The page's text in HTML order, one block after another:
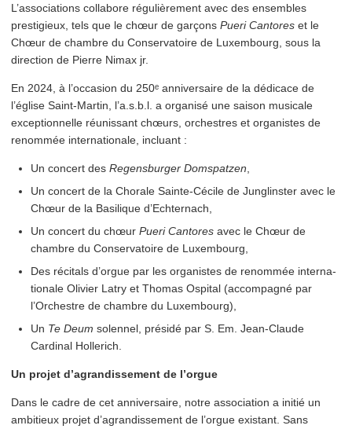
L’as­so­ci­a­tions collabore régulière­ment avec des ensembles
prestigieux, tels que le chœur de garçons Pueri Cantores et le
Chœur de chambre du Con­ser­va­toire de Luxembourg, sous la
direction de Pierre Nimax jr.
En 2024, à l’occasion du 250ᵉ anniver­saire de la dédicace de
l’église Saint-Martin, l’a.s.b.l. a organisé une saison musicale
excep­tion­nelle réunissant chœurs, orchestres et organistes de
renommée inter­na­tionale, incluant :
Un concert des Regens­burg­er Domspatzen
Un concert de la Chorale Sainte-Cécile de Junglinster avec le
Chœur de la Basilique d’Echternach,
Un concert du chœur Pueri Cantoresavec le Chœur de
chambre du Con­ser­va­toire de Luxembourg,
Des récitals d’orgue par les organistes de renommée inter­na­
tionale Olivier Latry et Thomas Ospital (accompagné par
l’Orchestre de chambre du Luxembourg),
Un Te Deum solennel, présidé par S. Em. Jean-Claude
Cardinal Hollerich.
Un projet d’a­gran­disse­ment de l’orgue
Dans le cadre de cet anniver­saire, notre association a initié un
ambitieux projet d’a­gran­disse­ment de l’orgue existant. Sans